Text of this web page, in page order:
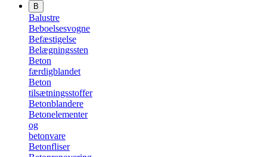
B
Balustre
Beboelsesvogne
Befæstigelse
Belægningssten
Beton
færdigblandet
Beton
tilsætningsstoffer
Betonblandere
Betonelementer
og
betonvare
Betonfliser